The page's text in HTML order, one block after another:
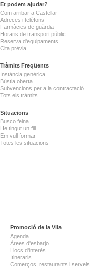
Et podem ajudar?
Com arribar a Castellar
Adreces i telèfons
Farmàcies de guàrdia
Horaris de transport públic
Reserva d'equipaments
Cita prèvia
Tràmits Freqüents
Instància genèrica
Bústia oberta
Subvencions per a la contractació
Tots els tràmits
Situacions
Busco feina
He tingut un fill
Em vull formar
Totes les situacions
Promoció de la Vila
Agenda
Àrees d'esbarjo
Llocs d'interès
Itineraris
Comerços, restaurants i serveis